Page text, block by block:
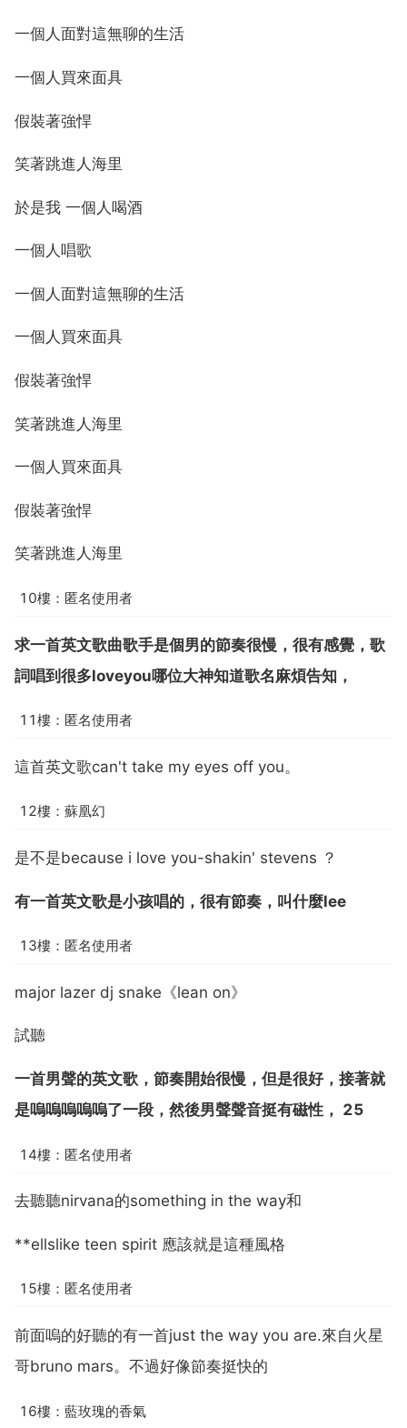
一個人面對這無聊的生活
一個人買來面具
假裝著強悍
笑著跳進人海里
於是我 一個人喝酒
一個人唱歌
一個人面對這無聊的生活
一個人買來面具
假裝著強悍
笑著跳進人海里
一個人買來面具
假裝著強悍
笑著跳進人海里
10樓：匿名使用者
求一首英文歌曲歌手是個男的節奏很慢，很有感覺，歌
詞唱到很多loveyou哪位大神知道歌名麻煩告知，
11樓：匿名使用者
這首英文歌can't take my eyes off you。
12樓：蘇凰幻
是不是because i love you-shakin' stevens ？
有一首英文歌是小孩唱的，很有節奏，叫什麼lee
13樓：匿名使用者
major lazer dj snake《lean on》
試聽
一首男聲的英文歌，節奏開始很慢，但是很好，接著就
是嗚嗚嗚嗚嗚了一段，然後男聲聲音挺有磁性， 25
14樓：匿名使用者
去聽聽nirvana的something in the way和
**ellslike teen spirit 應該就是這種風格
15樓：匿名使用者
前面嗚的好聽的有一首just the way you are.來自火星
哥bruno mars。不過好像節奏挺快的
16樓：藍玫瑰的香氣